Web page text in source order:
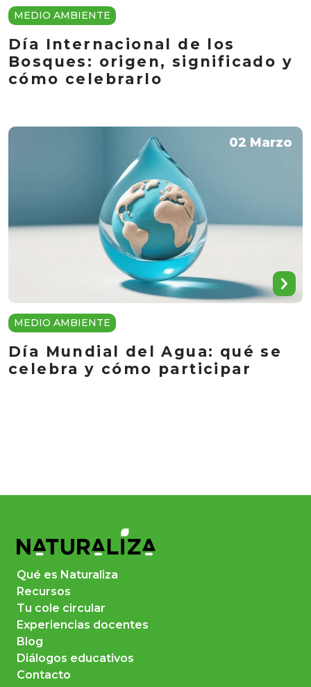
MEDIO AMBIENTE
Día Internacional de los
Bosques: origen, significado y
cómo celebrarlo
02 Marzo
MEDIO AMBIENTE
Día Mundial del Agua: qué se
celebra y cómo participar
Qué es Naturaliza
Recursos
Tu cole circular
Experiencias docentes
Blog
Diálogos educativos
Contacto